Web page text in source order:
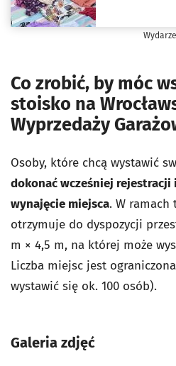
Co zrobić, by móc
stoisko na
Wyprzedaży
Osoby, które chcą wystawić
dokonać wcześniej rejestracji i
wynajęcie miejsca. W
otrzymuje do dyspozycji
m × 4,5 m, na której może
Liczba miejsc jest
wystawić się ok. 100 osób).
Galeria zdjęć